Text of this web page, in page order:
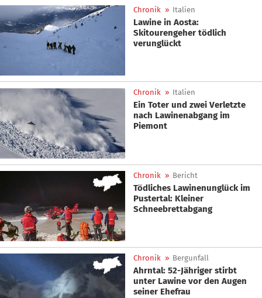
Chronik » Italien
Lawine in Aosta:
Skitourengeher tödlich
verunglückt
Chronik » Italien
Ein Toter und zwei Verletzte
nach Lawinenabgang im
Piemont
Chronik » Bericht
Tödliches Lawinenunglück im
Pustertal: Kleiner
Schneebrettabgang
Chronik » Bergunfall
Ahrntal: 52-Jähriger stirbt
unter Lawine vor den Augen
seiner Ehefrau